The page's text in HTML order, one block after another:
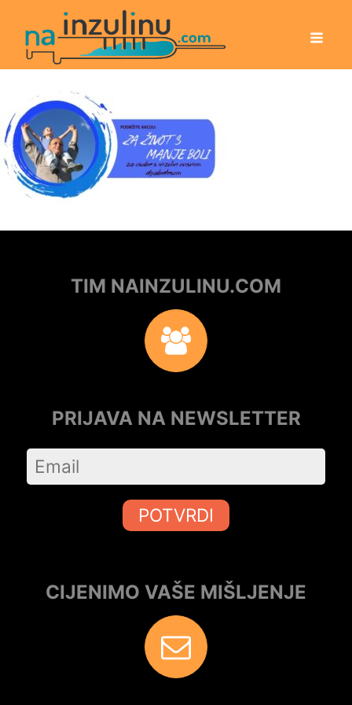
TIM NAINZULINU.COM
PRIJAVA NA NEWSLETTER
POTVRDI
CIJENIMO VAŠE MIŠLJENJE